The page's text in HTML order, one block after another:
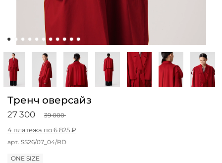
арт. SS26/07_04/RD
Тренч оверсайз
27 300 39 000
4 платежа по 6 825 ₽
ONE SIZE